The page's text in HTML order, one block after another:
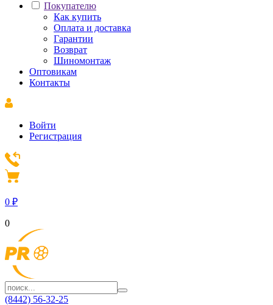
Покупателю
Как купить
Оплата и доставка
Гарантии
Возврат
Шиномонтаж
Оптовикам
Контакты
Войти
Регистрация
0 ₽
0
(8442) 56-32-25